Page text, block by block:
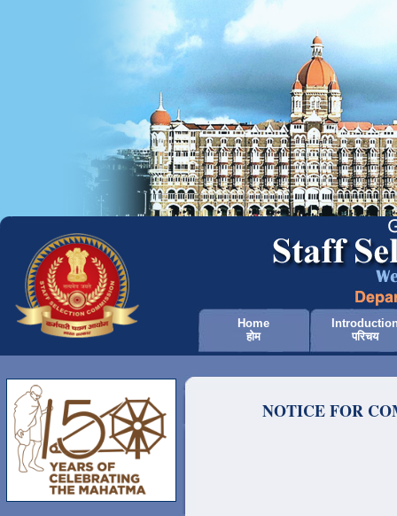
Home
होम
परिचय
NOTICE FOR